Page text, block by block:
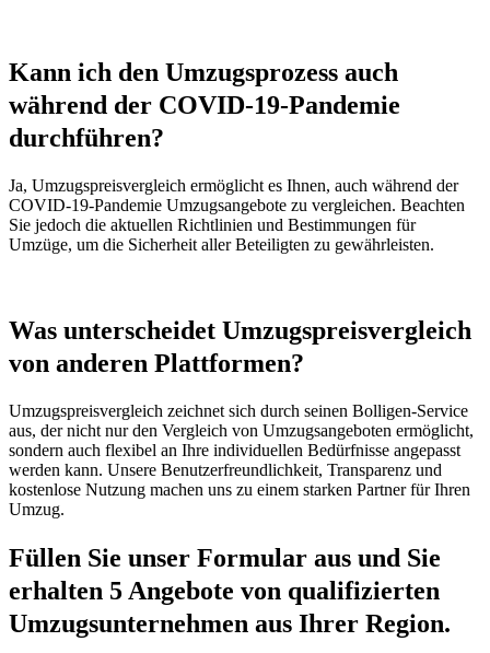
Kann ich den Umzugsprozess auch
während der COVID-19-Pandemie
durchführen?
Ja, Umzugspreisvergleich ermöglicht es Ihnen, auch während der
COVID-19-Pandemie Umzugsangebote zu vergleichen. Beachten
Sie jedoch die aktuellen Richtlinien und Bestimmungen für
Umzüge, um die Sicherheit aller Beteiligten zu gewährleisten.
Was unterscheidet Umzugspreisvergleich
von anderen Plattformen?
Umzugspreisvergleich zeichnet sich durch seinen Bolligen-Service
aus, der nicht nur den Vergleich von Umzugsangeboten ermöglicht,
sondern auch flexibel an Ihre individuellen Bedürfnisse angepasst
werden kann. Unsere Benutzerfreundlichkeit, Transparenz und
kostenlose Nutzung machen uns zu einem starken Partner für Ihren
Umzug.
Füllen Sie unser Formular aus und Sie
erhalten 5 Angebote von qualifizierten
Umzugsunternehmen aus Ihrer Region.